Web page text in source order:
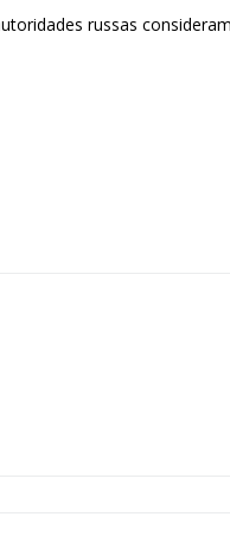
russas